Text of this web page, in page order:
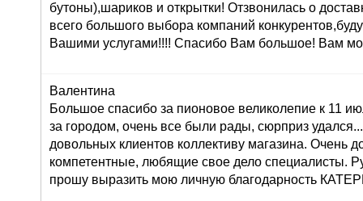
бутоны),шариков и открытки! Отзвонилась о
всего большого выбора компаний
Вашими услугами!!!! Спасибо Вам большое! Вам
Валентина
Большое спасибо за пионовое великолепие к 11
за городом, очень все были рады, сюрприз
довольных клиентов коллективу магазина. Очень
компетентные, любящие свое дело специалисты.
прошу выразить мою личную благодарность